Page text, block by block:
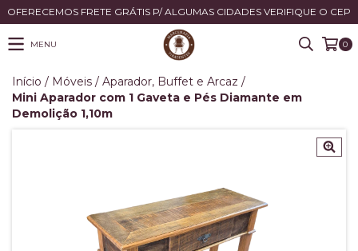
OFERECEMOS FRETE GRÁTIS P/ ALGUMAS CIDADES VERIFIQUE O CEP
MENU 0
Início / Móveis / Aparador, Buffet e Arcaz /
Mini Aparador com 1 Gaveta e Pés Diamante em
Demolição 1,10m